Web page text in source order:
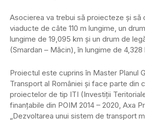
Asocierea va trebui să proiecteze şi să
viaducte de câte 110 m lungime, un
lungime de 19,095 km şi un drum de
(Smardan – Măcin), în lungime de 4,328
Proiectul este cuprins în Master Planul
Transport al României şi face parte din
proiectelor de tip ITI (Investiţii
finanţabile din POIM 2014 – 2020, Axa
„Dezvoltarea unui sistem de transport